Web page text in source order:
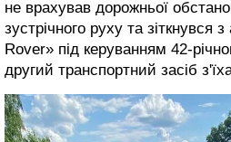
не врахував дорожньої
зустрічного руху та зіткнувся
Rover» під керуванням 42-
другий транспортний засіб